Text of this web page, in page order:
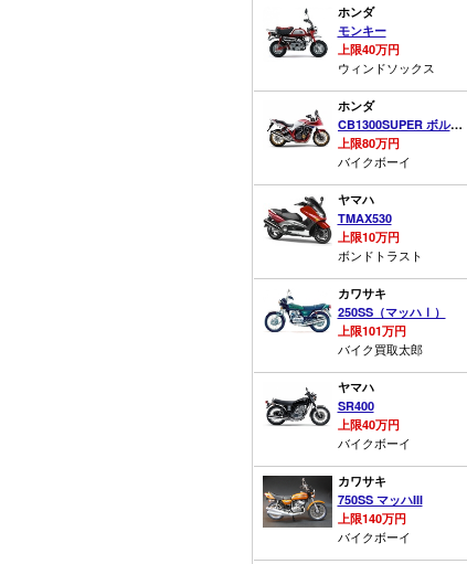
ホンダ
モンキー
上限40万円
ウィンドソックス
ホンダ
CB1300SUPER ボルドール ABS
上限80万円
バイクボーイ
ヤマハ
TMAX530
上限10万円
ボンドトラスト
カワサキ
250SS（マッハⅠ）
上限101万円
バイク買取太郎
ヤマハ
SR400
上限40万円
バイクボーイ
カワサキ
750SS マッハIII
上限140万円
バイクボーイ